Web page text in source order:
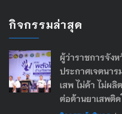
กิจกรรมล่าสุด
ผู้ว่าราชการจัง
ประกาศเจตนา
เสพ ไม่ค้า ไม่ผลิ
ต่อต้านยาเสพติ